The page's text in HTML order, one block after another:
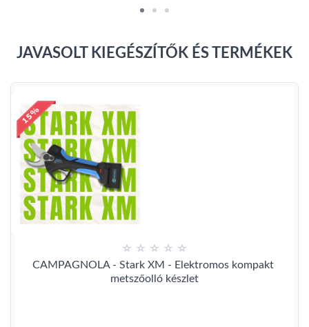
JAVASOLT KIEGÉSZÍTŐK ÉS TERMÉKEK
CAMPAGNOLA - Stark XM - Elektromos kompakt
metszőolló készlet